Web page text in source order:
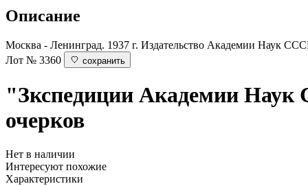
Описание
Москва - Ленинград. 1937 г. Издательство Академии Наук
Лот № 3360
сохранить
"Зкспедиции Академии Наук
очерков
Нет в наличии
Интересуют похожие
Характеристики